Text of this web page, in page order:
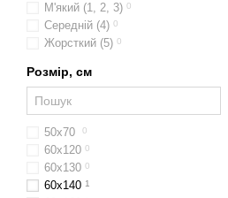
М'який (1, 2, 3) 0
Середній (4) 0
Жорсткий (5) 0
Розмір, см
50х70 0
60x120 0
60х130 0
60x140 1